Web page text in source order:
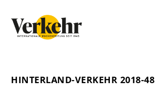
HINTERLAND-VERKEHR 2018-48